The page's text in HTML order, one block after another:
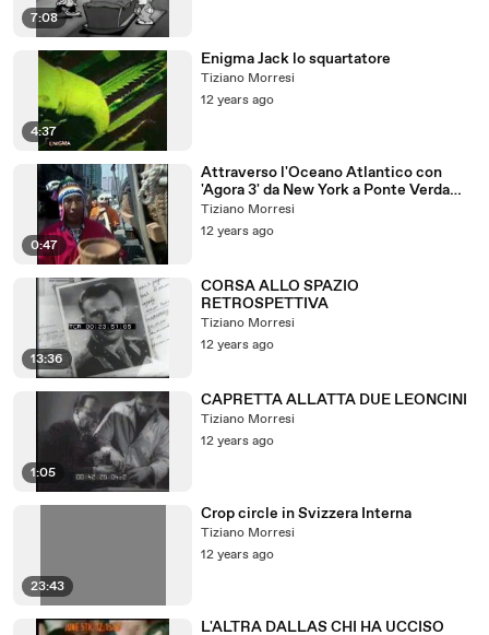
7:08
4:37
Enigma Jack lo squartatore
Tiziano Morresi
12 years ago
0:47
Attraverso l'Oceano Atlantico con
'Agora 3' da New York a Ponte Verda
(Spagna)
Tiziano Morresi
12 years ago
13:36
CORSA ALLO SPAZIO
RETROSPETTIVA
Tiziano Morresi
12 years ago
1:05
CAPRETTA ALLATTA DUE LEONCINI
Tiziano Morresi
12 years ago
23:43
Crop circle in Svizzera Interna
Tiziano Morresi
12 years ago
L'ALTRA DALLAS CHI HA UCCISO